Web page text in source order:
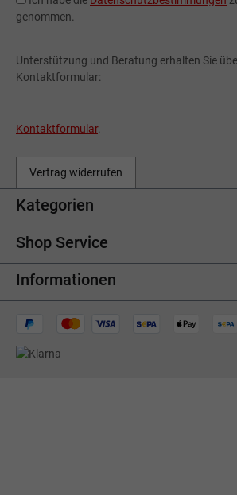
genommen.
Unterstützung und Beratung erhalten Sie
Kontaktformular:
Kontaktformular.
Vertrag widerrufen
Kategorien
Shop Service
Informationen